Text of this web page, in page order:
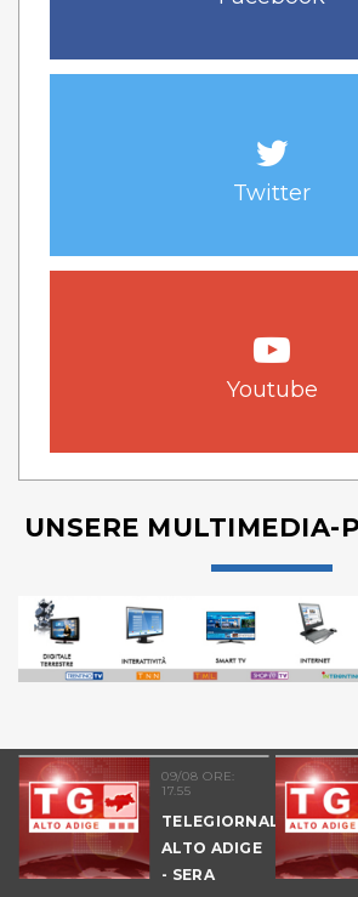
Twitter
Youtube
UNSERE MULTIMEDIA-
09/08 ORE:
17.55
TELEGIORNALE
ALTO ADIGE
- SERA